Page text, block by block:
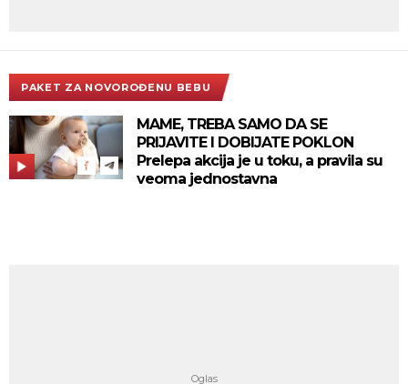
PAKET ZA NOVOROĐENU BEBU
MAME, TREBA SAMO DA SE
PRIJAVITE I DOBIJATE POKLON
Prelepa akcija je u toku, a pravila su
veoma jednostavna